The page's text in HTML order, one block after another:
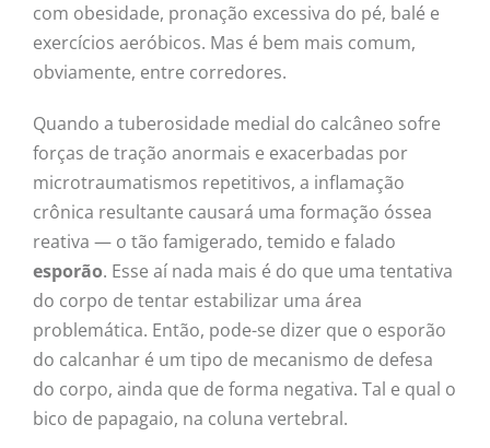
com obesidade, pronação excessiva do pé, balé e
exercícios aeróbicos. Mas é bem mais comum,
obviamente, entre corredores.
Quando a tuberosidade medial do calcâneo sofre
forças de tração anormais e exacerbadas por
microtraumatismos repetitivos, a inflamação
crônica resultante causará uma formação óssea
reativa — o tão famigerado, temido e falado
esporão. Esse aí nada mais é do que uma tentativa
do corpo de tentar estabilizar uma área
problemática. Então, pode-se dizer que o esporão
do calcanhar é um tipo de mecanismo de defesa
do corpo, ainda que de forma negativa. Tal e qual o
bico de papagaio, na coluna vertebral.